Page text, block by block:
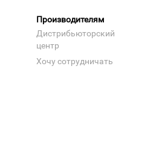
Производителям
Дистрибьюторский
центр
Хочу сотрудничать